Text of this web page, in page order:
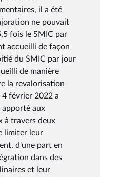
il a été
ne pouvait
fois le SMIC par
accueilli de façon
du SMIC par jour
de manière
la revalorisation
février 2022 a
aux
à travers deux
limiter leur
d'une part en
dans des
et leur